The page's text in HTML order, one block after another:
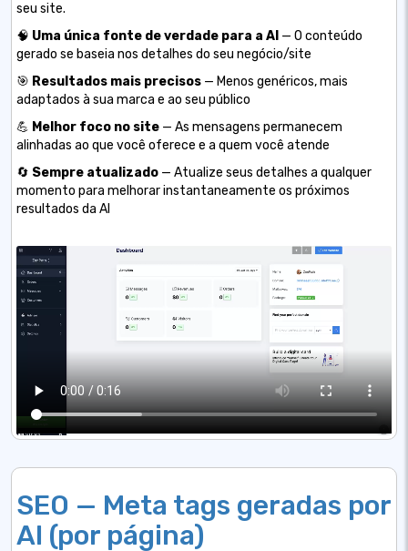
seu site.
🧠 Uma única fonte de verdade para a AI — O conteúdo
gerado se baseia nos detalhes do seu negócio/site
🎯 Resultados mais precisos — Menos genéricos, mais
adaptados à sua marca e ao seu público
💪 Melhor foco no site — As mensagens permanecem
alinhadas ao que você oferece e a quem você atende
🔄 Sempre atualizado — Atualize seus detalhes a qualquer
momento para melhorar instantaneamente os próximos
resultados da AI
SEO — Meta tags geradas por
AI (por página)